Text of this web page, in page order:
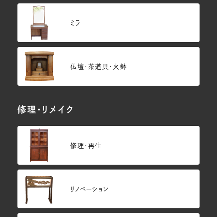
ミラー
仏壇･茶道具・火鉢
修理・リメイク
修理・再生
リノベーション